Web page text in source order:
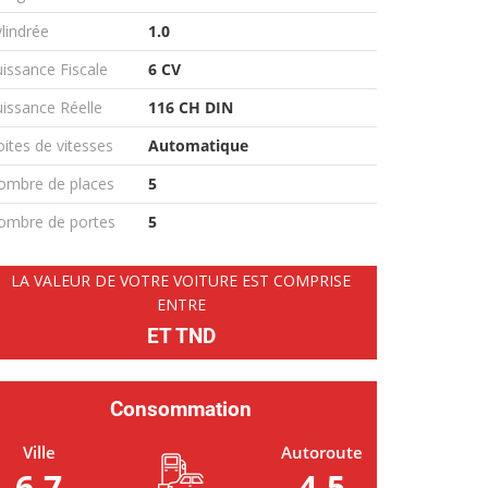
1.0
Fiscale
6 CV
Réelle
116 CH DIN
de vitesses
Automatique
de places
5
de portes
5
LA VALEUR DE VOTRE VOITURE EST COMPRISE
ENTRE
ET TND
Consommation
Ville Autoroute